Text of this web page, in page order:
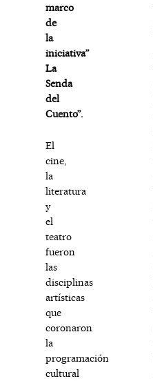
marco
de
la
iniciativa”
La
Senda
del
Cuento”.
El
cine,
la
literatura
y
el
teatro
fueron
las
disciplinas
artísticas
que
coronaron
la
programación
cultural